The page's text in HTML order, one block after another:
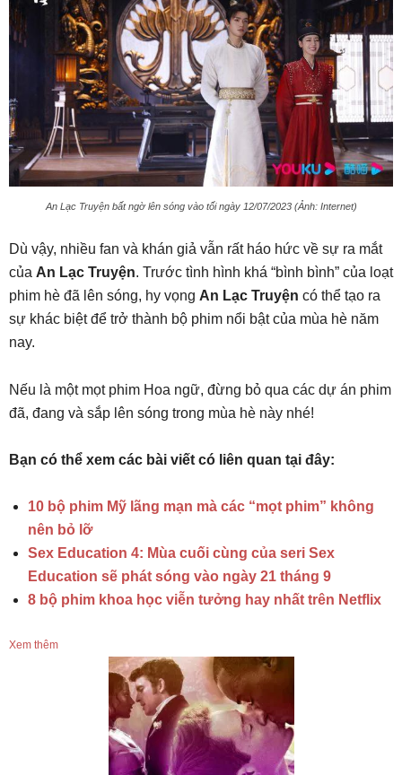
An Lạc Truyện bất ngờ lên sóng vào tối ngày 12/07/2023 (Ảnh: Internet)
Dù vậy, nhiều fan và khán giả vẫn rất háo hức về sự ra mắt
của An Lạc Truyện. Trước tình hình khá “bình bình” của loạt
phim hè đã lên sóng, hy vọng An Lạc Truyện có thể tạo ra
sự khác biệt để trở thành bộ phim nổi bật của mùa hè năm
nay.
Nếu là một mọt phim Hoa ngữ, đừng bỏ qua các dự án phim
đã, đang và sắp lên sóng trong mùa hè này nhé!
Bạn có thể xem các bài viết có liên quan tại đây:
10 bộ phim Mỹ lãng mạn mà các “mọt phim” không
nên bỏ lỡ
Sex Education 4: Mùa cuối cùng của seri Sex
Education sẽ phát sóng vào ngày 21 tháng 9
8 bộ phim khoa học viễn tưởng hay nhất trên Netflix
Xem thêm